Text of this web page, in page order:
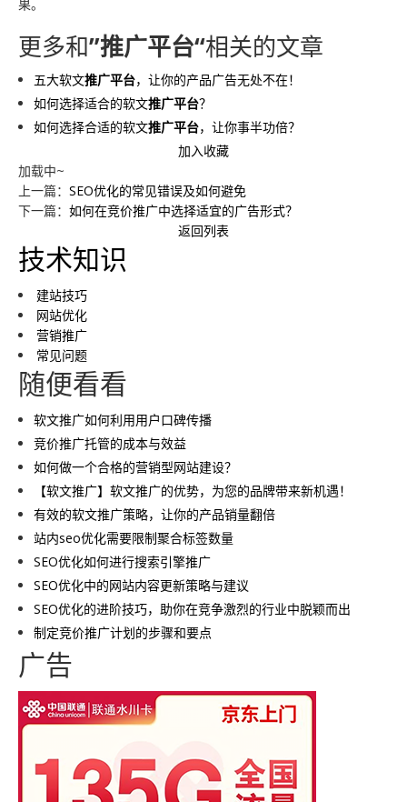
果。
更多和”推广平台“相关的文章
五大软文推广平台，让你的产品广告无处不在！
如何选择适合的软文推广平台？
如何选择合适的软文推广平台，让你事半功倍？
加入收藏
加载中~
上一篇： SEO优化的常见错误及如何避免
下一篇： 如何在竞价推广中选择适宜的广告形式？
返回列表
技术知识
建站技巧
网站优化
营销推广
常见问题
随便看看
软文推广如何利用用户口碑传播
竞价推广托管的成本与效益
如何做一个合格的营销型网站建设？
【软文推广】软文推广的优势，为您的品牌带来新机遇！
有效的软文推广策略，让你的产品销量翻倍
站内seo优化需要限制聚合标签数量
SEO优化如何进行搜索引擎推广
SEO优化中的网站内容更新策略与建议
SEO优化的进阶技巧，助你在竞争激烈的行业中脱颖而出
制定竞价推广计划的步骤和要点
广告